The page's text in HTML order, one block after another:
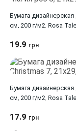
Бумага
см, 200 г/м2, Rosa
19.9 грн
Бумага
см, 200 г/м2, Rosa
17.9 грн